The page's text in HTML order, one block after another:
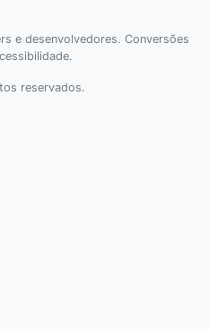
e desenvolvedores. Conversões
reservados.